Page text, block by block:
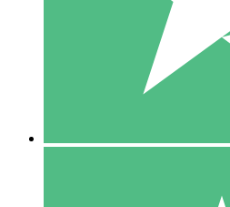
1 Download
10
US$1500